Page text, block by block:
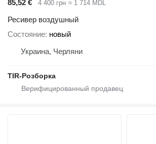
85,52 € 4 400 грн ≈ 1 714 MDL
Ресивер воздушный
Состояние новый
Украина, Черляни
TIR-Розборка